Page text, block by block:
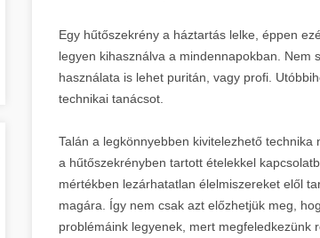
Egy hűtőszekrény a háztartás lelke, éppen
legyen kihasználva a mindennapokban.
használata is lehet puritán, vagy profi.
technikai tanácsot.
Talán a legkönnyebben kivitelezhető
a hűtőszekrényben tartott ételekkel
mértékben lezárhatatlan élelmiszereket elől
magára. Így nem csak azt előzhetjük meg,
problémáink legyenek, mert